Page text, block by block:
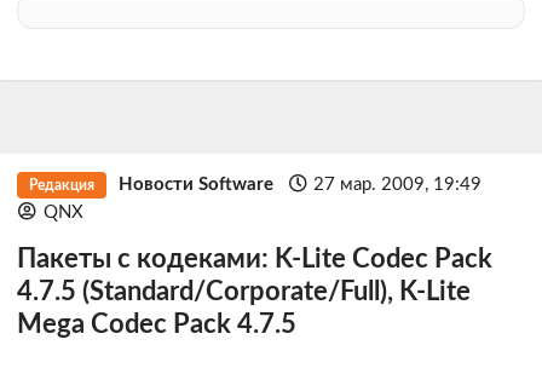
Редакция Новости Software
27 мар. 2009, 19:49
QNX
Пакеты с кодеками: K-Lite Codec Pack
4.7.5 (Standard/Corporate/Full), K-Lite
Mega Codec Pack 4.7.5